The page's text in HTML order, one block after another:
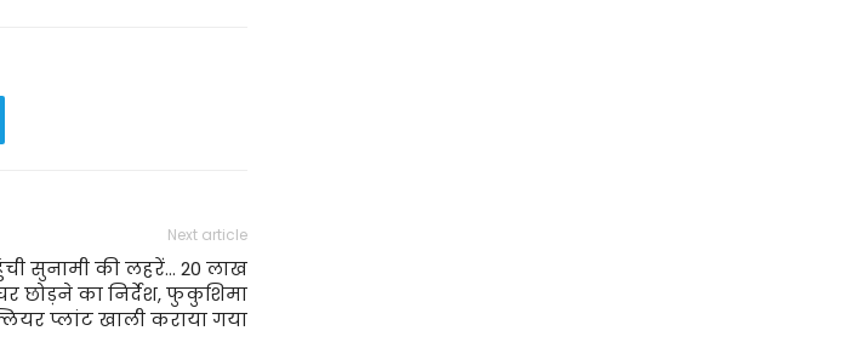
Next article
सुनामी की लहरें… 20 लाख
छोड़ने का निर्देश, फुकुशिमा
प्लांट खाली कराया गया